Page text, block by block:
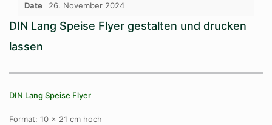
Date 26. November 2024
DIN Lang Speise Flyer gestalten und drucken
lassen
DIN Lang Speise Flyer
Format: 10 x 21 cm hoch